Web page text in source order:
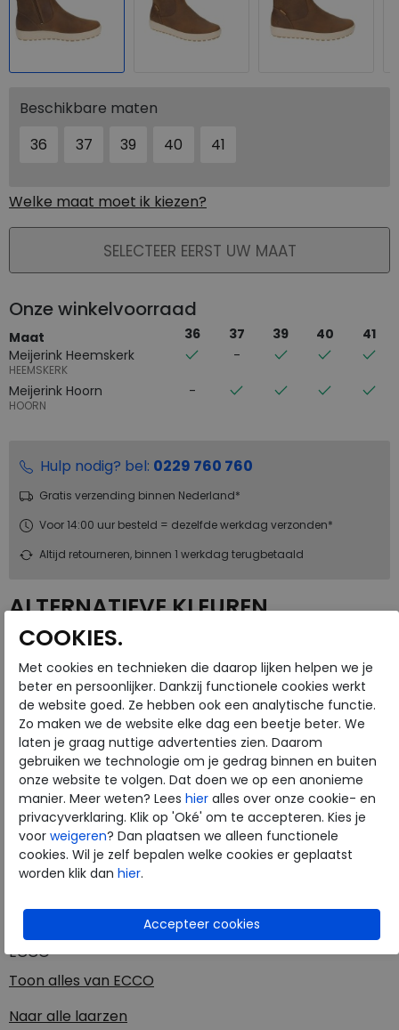
ECCO
Toon alles van ECCO
Naar alle laarzen
Beschikbare maten
36
37 39 40 41
Welke maat moet ik kiezen?
PLAATS IN WINKELMAND
SELECTEER EERST UW MAAT
Onze winkelvoorraad
Maat 36 37 39 40
41
Meijerink Heemskerk
HEEMSKERK
Meijerink Hoorn
HOORN
Hulp nodig? bel: 0229 760 760
Gratis verzending binnen Nederland*
Voor 14:00 uur besteld = dezelfde werkdag verzonden*
Altijd retourneren, binnen 1 werkdag terugbetaald
ALTERNATIEVE KLEUREN
Merk
ECCO
Fabrikantcode
45075302034
Bestelcode
270.25.000001
Kleur
Camel
Materiaal
Geolied leer
COOKIES.
Met cookies en technieken die daarop lijken helpen we je
beter en persoonlijker. Dankzij functionele cookies werkt
de website goed. Ze hebben ook een analytische functie.
Zo maken we de website elke dag een beetje beter. We
laten je graag nuttige advertenties zien. Daarom
gebruiken we technologie om je gedrag binnen en buiten
onze website te volgen. Dat doen we op een anonieme
manier. Meer weten? Lees hier alles over onze cookie- en
privacyverklaring. Klik op 'Oké' om te accepteren. Kies je
voor weigeren? Dan plaatsen we alleen functionele
cookies. Wil je zelf bepalen welke cookies er geplaatst
worden klik dan hier.